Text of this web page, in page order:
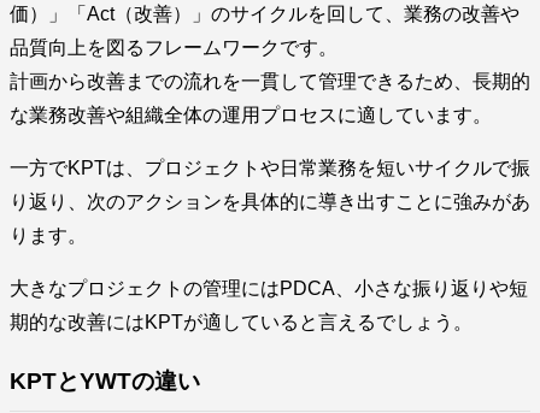
価）」「Act（改善）」のサイクルを回して、業務の改善や
品質向上を図るフレームワークです。
計画から改善までの流れを一貫して管理できるため、長期的
な業務改善や組織全体の運用プロセスに適しています。
一方でKPTは、プロジェクトや日常業務を短いサイクルで振
り返り、次のアクションを具体的に導き出すことに強みがあ
ります。
大きなプロジェクトの管理にはPDCA、小さな振り返りや短
期的な改善にはKPTが適していると言えるでしょう。
KPTとYWTの違い